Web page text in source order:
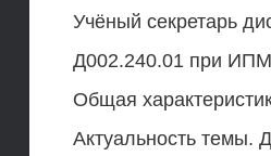
Учёный секретарь
Д002.240.01 при
Общая
Актуальность темы.